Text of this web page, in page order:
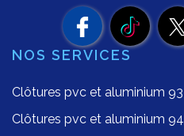
NOS SERVICES
Clôtures pvc et aluminium 93
Clôtures pvc et aluminium 94